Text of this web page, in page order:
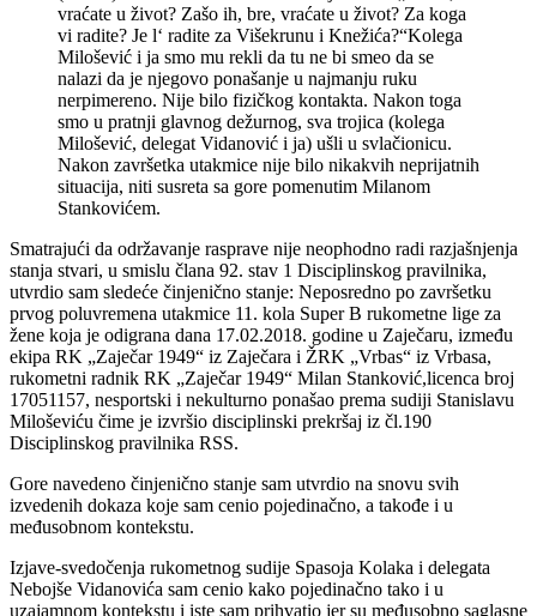
vraćate u život? Zašo ih, bre, vraćate u život? Za koga
vi radite? Je l‘ radite za Višekrunu i Knežića?“Kolega
Milošević i ja smo mu rekli da tu ne bi smeo da se
nalazi da je njegovo ponašanje u najmanju ruku
nerpimereno. Nije bilo fizičkog kontakta. Nakon toga
smo u pratnji glavnog dežurnog, sva trojica (kolega
Milošević, delegat Vidanović i ja) ušli u svlačionicu.
Nakon završetka utakmice nije bilo nikakvih neprijatnih
situacija, niti susreta sa gore pomenutim Milanom
Stankovićem.
Smatrajući da održavanje rasprave nije neophodno radi razjašnjenja
stanja stvari, u smislu člana 92. stav 1 Disciplinskog pravilnika,
utvrdio sam sledeće činjenično stanje: Neposredno po završetku
prvog poluvremena utakmice 11. kola Super B rukometne lige za
žene koja je odigrana dana 17.02.2018. godine u Zaječaru, između
ekipa RK „Zaječar 1949“ iz Zaječara i ŽRK „Vrbas“ iz Vrbasa,
rukometni radnik RK „Zaječar 1949“ Milan Stanković,licenca broj
17051157, nesportski i nekulturno ponašao prema sudiji Stanislavu
Miloševiću čime je izvršio disciplinski prekršaj iz čl.190
Disciplinskog pravilnika RSS.
Gore navedeno činjenično stanje sam utvrdio na snovu svih
izvedenih dokaza koje sam cenio pojedinačno, a takođe i u
međusobnom kontekstu.
Izjave-svedočenja rukometnog sudije Spasoja Kolaka i delegata
Nebojše Vidanovića sam cenio kako pojedinačno tako i u
uzajamnom kontekstu i iste sam prihvatio jer su međusobno saglasne